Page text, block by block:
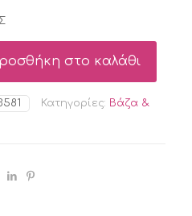
στο καλάθι
Κατηγορίες: Βάζα &